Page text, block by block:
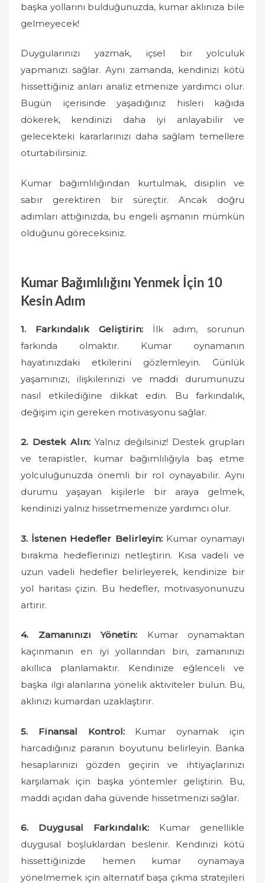
başka yollarını bulduğunuzda, kumar aklınıza bile
gelmeyecek!
Duygularınızı yazmak, içsel bir yolculuk
yapmanızı sağlar. Aynı zamanda, kendinizi kötü
hissettiğiniz anları analiz etmenize yardımcı olur.
Bugün içerisinde yaşadığınız hisleri kağıda
dökerek, kendinizi daha iyi anlayabilir ve
gelecekteki kararlarınızı daha sağlam temellere
oturtabilirsiniz.
Kumar bağımlılığından kurtulmak, disiplin ve
sabır gerektiren bir süreçtir. Ancak doğru
adımları attığınızda, bu engeli aşmanın mümkün
olduğunu göreceksiniz.
Kumar Bağımlılığını Yenmek İçin 10
Kesin Adım
1. Farkındalık Geliştirin: İlk adım, sorunun
farkında olmaktır. Kumar oynamanın
hayatınızdaki etkilerini gözlemleyin. Günlük
yaşamınızı, ilişkilerinizi ve maddi durumunuzu
nasıl etkilediğine dikkat edin. Bu farkındalık,
değişim için gereken motivasyonu sağlar.
2. Destek Alın: Yalnız değilsiniz! Destek grupları
ve terapistler, kumar bağımlılığıyla baş etme
yolculuğunuzda önemli bir rol oynayabilir. Aynı
durumu yaşayan kişilerle bir araya gelmek,
kendinizi yalnız hissetmemenize yardımcı olur.
3. İstenen Hedefler Belirleyin:Kumar oynamayı
bırakma hedeflerinizi netleştirin. Kısa vadeli ve
uzun vadeli hedefler belirleyerek, kendinize bir
yol haritası çizin. Bu hedefler, motivasyonunuzu
artırır.
4. Zamanınızı Yönetin: Kumar oynamaktan
kaçınmanın en iyi yollarından biri, zamanınızı
akıllıca planlamaktır. Kendinize eğlenceli ve
başka ilgi alanlarına yönelik aktiviteler bulun. Bu,
aklınızı kumardan uzaklaştırır.
5. Finansal Kontrol:Kumar oynamak için
harcadığınız paranın boyutunu belirleyin. Banka
hesaplarınızı gözden geçirin ve ihtiyaçlarınızı
karşılamak için başka yöntemler geliştirin. Bu,
maddi açıdan daha güvende hissetmenizi sağlar.
6. Duygusal Farkındalık: Kumar genellikle
duygusal boşluklardan beslenir. Kendinizi kötü
hissettiğinizde hemen kumar oynamaya
yönelmemek için alternatif başa çıkma stratejileri